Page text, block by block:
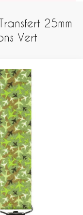
25mm
Vert